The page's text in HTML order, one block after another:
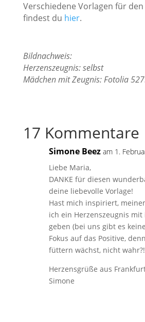
Verschiedene Vorlagen für
findest du hier.
Bildnachweis:
Herzenszeugnis: selbst
Mädchen mit Zeugnis: Fotolia
17 Kommentare
Simone Beez am 1.
Liebe Maria,
DANKE für diesen
deine liebevolle Vorlage!
Hast mich inspiriert,
ich ein Herzenszeugnis
geben (bei uns gibt es
Fokus auf das Positive,
füttern wächst, nicht wahr?!
Herzensgrüße aus
Simone